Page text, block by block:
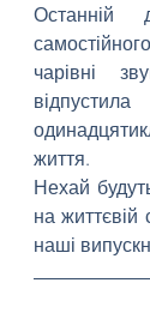
Останній
чарівні
життя.
Нехай
на життєвій
наші